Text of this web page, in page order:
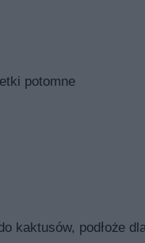
potomne
kaktusów, podłoże